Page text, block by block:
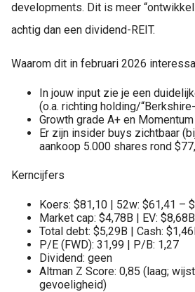
developments. Dit is meer
achtig dan een dividend-REIT.
Waarom dit in februari 2026
In jouw input zie je een
(o.a. richting holding/
Growth grade A+ en
Er zijn insider buys zichtbaar
aankoop 5.000 shares rond
Kerncijfers
Koers: $81,10 | 52w: $61,41 –
Market cap: $4,78B | EV: $8,68B
Total debt: $5,29B | Cash:
P/E (FWD): 31,99 | P/B: 1,27
Dividend: geen
Altman Z Score: 0,85 (laag;
gevoeligheid)